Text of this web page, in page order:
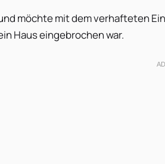
möchte mit dem verhafteten
Haus eingebrochen war.